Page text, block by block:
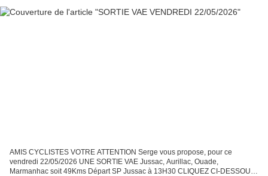
AMIS CYCLISTES VOTRE ATTENTION Serge vous propose, pour ce
vendredi 22/05/2026 UNE SORTIE VAE Jussac, Aurillac, Ouade,
Marmanhac soit 49Kms Départ SP Jussac à 13H30 CLIQUEZ CI-DESSOUS